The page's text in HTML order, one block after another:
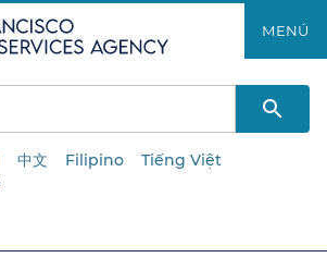
al
contenido
principal​​
MENÚ​​
中文 Filipino Tiếng Việt